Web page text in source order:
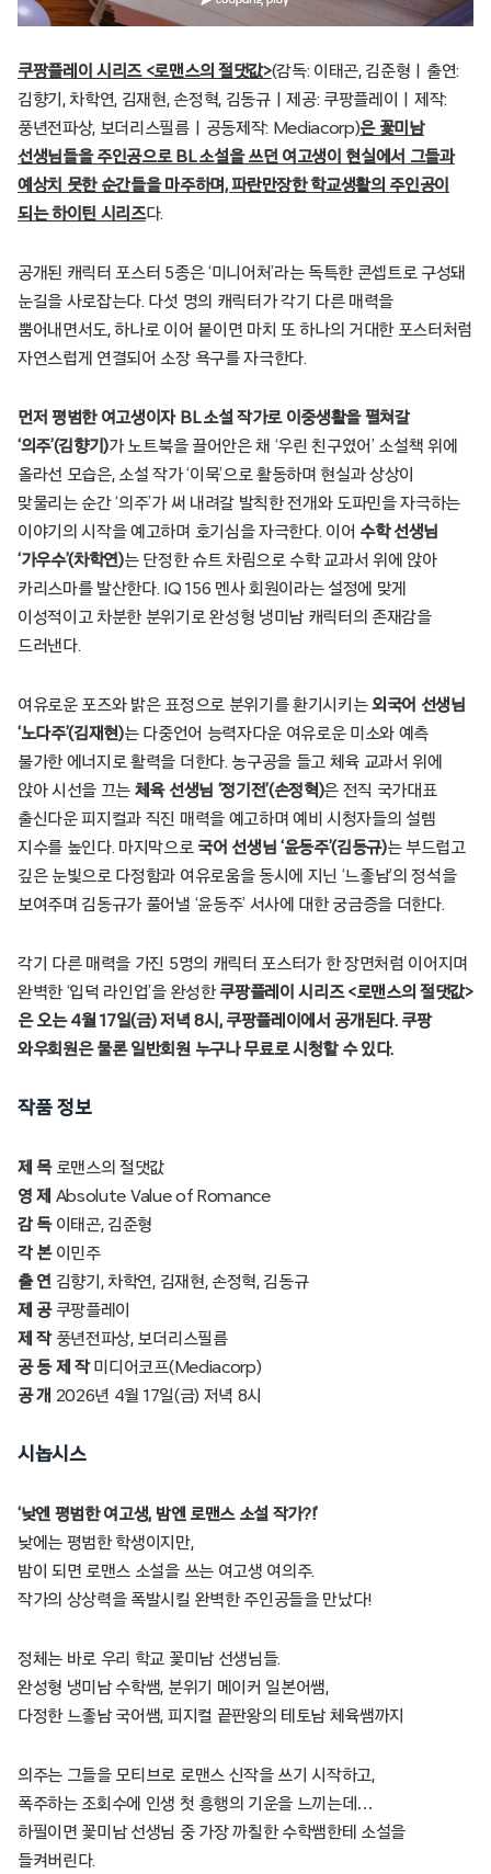
쿠팡플레이 시리즈 <로맨스의 절댓값>(감독: 이태곤, 김준형ㅣ출연:
김향기, 차학연, 김재현, 손정혁, 김동규ㅣ제공: 쿠팡플레이ㅣ제작:
풍년전파상, 보더리스필름ㅣ공동제작: Mediacorp)은 꽃미남
선생님들을 주인공으로 BL 소설을 쓰던 여고생이 현실에서 그들과
예상치 못한 순간들을 마주하며, 파란만장한 학교생활의 주인공이
되는 하이틴 시리즈다.
공개된 캐릭터 포스터 5종은 ‘미니어처’라는 독특한 콘셉트로 구성돼
눈길을 사로잡는다. 다섯 명의 캐릭터가 각기 다른 매력을
뿜어내면서도, 하나로 이어 붙이면 마치 또 하나의 거대한 포스터처럼
자연스럽게 연결되어 소장 욕구를 자극한다.
먼저 평범한 여고생이자 BL 소설 작가로 이중생활을 펼쳐갈
‘의주’(김향기)가 노트북을 끌어안은 채 ‘우린 친구였어’ 소설책 위에
올라선 모습은, 소설 작가 ‘이묵’으로 활동하며 현실과 상상이
맞물리는 순간 ‘의주’가 써 내려갈 발칙한 전개와 도파민을 자극하는
이야기의 시작을 예고하며 호기심을 자극한다. 이어 수학 선생님
‘가우수’(차학연)는 단정한 슈트 차림으로 수학 교과서 위에 앉아
카리스마를 발산한다. IQ 156 멘사 회원이라는 설정에 맞게
이성적이고 차분한 분위기로 완성형 냉미남 캐릭터의 존재감을
드러낸다.
여유로운 포즈와 밝은 표정으로 분위기를 환기시키는외국어 선생님
‘노다주’(김재현)는 다중언어 능력자다운 여유로운 미소와 예측
불가한 에너지로 활력을 더한다. 농구공을 들고 체육 교과서 위에
앉아 시선을 끄는 체육 선생님 ‘정기전’(손정혁)은 전직 국가대표
출신다운 피지컬과 직진 매력을 예고하며 예비 시청자들의 설렘
지수를 높인다. 마지막으로 국어 선생님 ‘윤동주’(김동규)는 부드럽고
깊은 눈빛으로 다정함과 여유로움을 동시에 지닌 ‘느좋남’의 정석을
보여주며 김동규가 풀어낼 ‘윤동주’ 서사에 대한 궁금증을 더한다.
각기 다른 매력을 가진 5명의 캐릭터 포스터가 한 장면처럼 이어지며
완벽한 ‘입덕 라인업’을 완성한쿠팡플레이 시리즈 <로맨스의 절댓값>
은 오는 4월 17일(금) 저녁 8시, 쿠팡플레이에서 공개된다. 쿠팡
와우회원은 물론 일반회원 누구나 무료로 시청할 수 있다.
작품 정보
제 목 로맨스의 절댓값
영 제 Absolute Value of Romance
감 독이태곤, 김준형
각 본이민주
출 연 김향기, 차학연, 김재현, 손정혁, 김동규
제 공쿠팡플레이
제 작풍년전파상, 보더리스필름
공 동 제 작미디어코프(Mediacorp)
공 개 2026년 4월 17일(금) 저녁 8시
시놉시스
‘낮엔 평범한 여고생, 밤엔 로맨스 소설 작가?!’
낮에는 평범한 학생이지만,
밤이 되면 로맨스 소설을 쓰는 여고생 여의주.
작가의 상상력을 폭발시킬 완벽한 주인공들을 만났다!
정체는 바로 우리 학교 꽃미남 선생님들.
완성형 냉미남 수학쌤, 분위기 메이커 일본어쌤,
다정한 느좋남 국어쌤, 피지컬 끝판왕의 테토남 체육쌤까지
의주는 그들을 모티브로 로맨스 신작을 쓰기 시작하고,
폭주하는 조회수에 인생 첫 흥행의 기운을 느끼는데…
하필이면 꽃미남 선생님 중 가장 까칠한 수학쌤한테 소설을
들켜버린다.